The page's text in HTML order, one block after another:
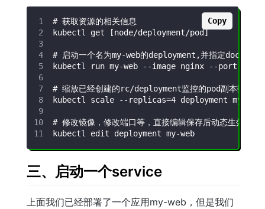
kubectl get [node/deployment/pod]
kubectl edit deployment my-web
Copy
三、启动一个service
上面我们已经部署了一个应用my-web，但是我们